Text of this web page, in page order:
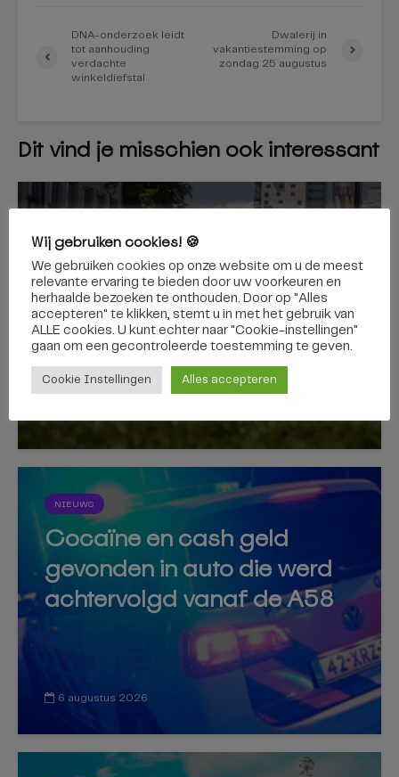
DNA-onderzoek leidt
tot aanhouding
verdachte
winkeldiefstal
Dwalerij in
vakantiestemming op
zondag 25 augustus
Dit vind je misschien ook interessant
Bijna 6.000 boetes sinds
invoering zero-emissiezone
in Tilburg
NIEUWS
Cocaïne en cash geld
gevonden in auto die werd
achtervolgd vanaf de A58
6 augustus 2026
Wij gebruiken cookies! 🍪
We gebruiken cookies op onze website om u de meest
relevante ervaring te bieden door uw voorkeuren en
herhaalde bezoeken te onthouden. Door op "Alles
accepteren" te klikken, stemt u in met het gebruik van
ALLE cookies. U kunt echter naar "Cookie-instellingen"
gaan om een ​​gecontroleerde toestemming te geven.
Cookie Instellingen Alles accepteren